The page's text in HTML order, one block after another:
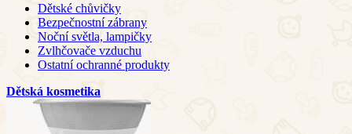
Dětské chůvičky
Bezpečnostní zábrany
Noční světla, lampičky
Zvlhčovače vzduchu
Ostatní ochranné produkty
Dětská kosmetika